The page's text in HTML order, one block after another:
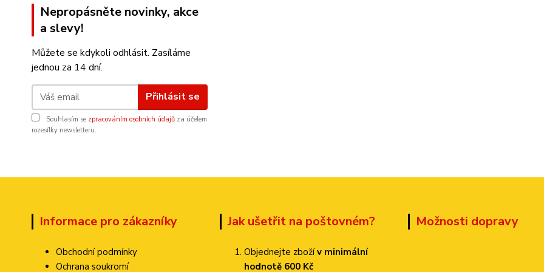
Nepropásněte novinky, akce
a slevy!
Můžete se kdykoli odhlásit. Zasíláme
jednou za 14 dní.
Přihlásit se
Souhlasím se zpracováním osobních údajů za účelem
rozesílky newsletteru.
Informace pro zákazníky
Obchodní podmínky
Ochrana soukromí
Jak ušetřit na poštovném?
Objednejte zbožív minimální
hodnotě 600 Kč
Možnosti dopravy